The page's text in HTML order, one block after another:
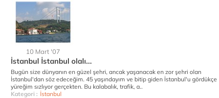
10 Mart '07
İstanbul İstanbul olalı...
Bugün size dünyanın en güzel şehri, ancak yaşanacak en zor şehri olan
İstanbul'dan söz edeceğim. 45 yaşındayım ve bitip giden İstanbul'u gördükçe
yüreğim sızlıyor gerçekten. Bu kalabalık, trafik, a..
Kategori : İstanbul